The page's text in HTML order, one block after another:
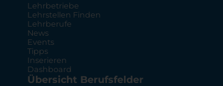
Lehrbetriebe
Lehrstellen Finden
Lehrberufe
News
Events
Tipps
Inserieren
Dashboard
Übersicht Berufsfelder